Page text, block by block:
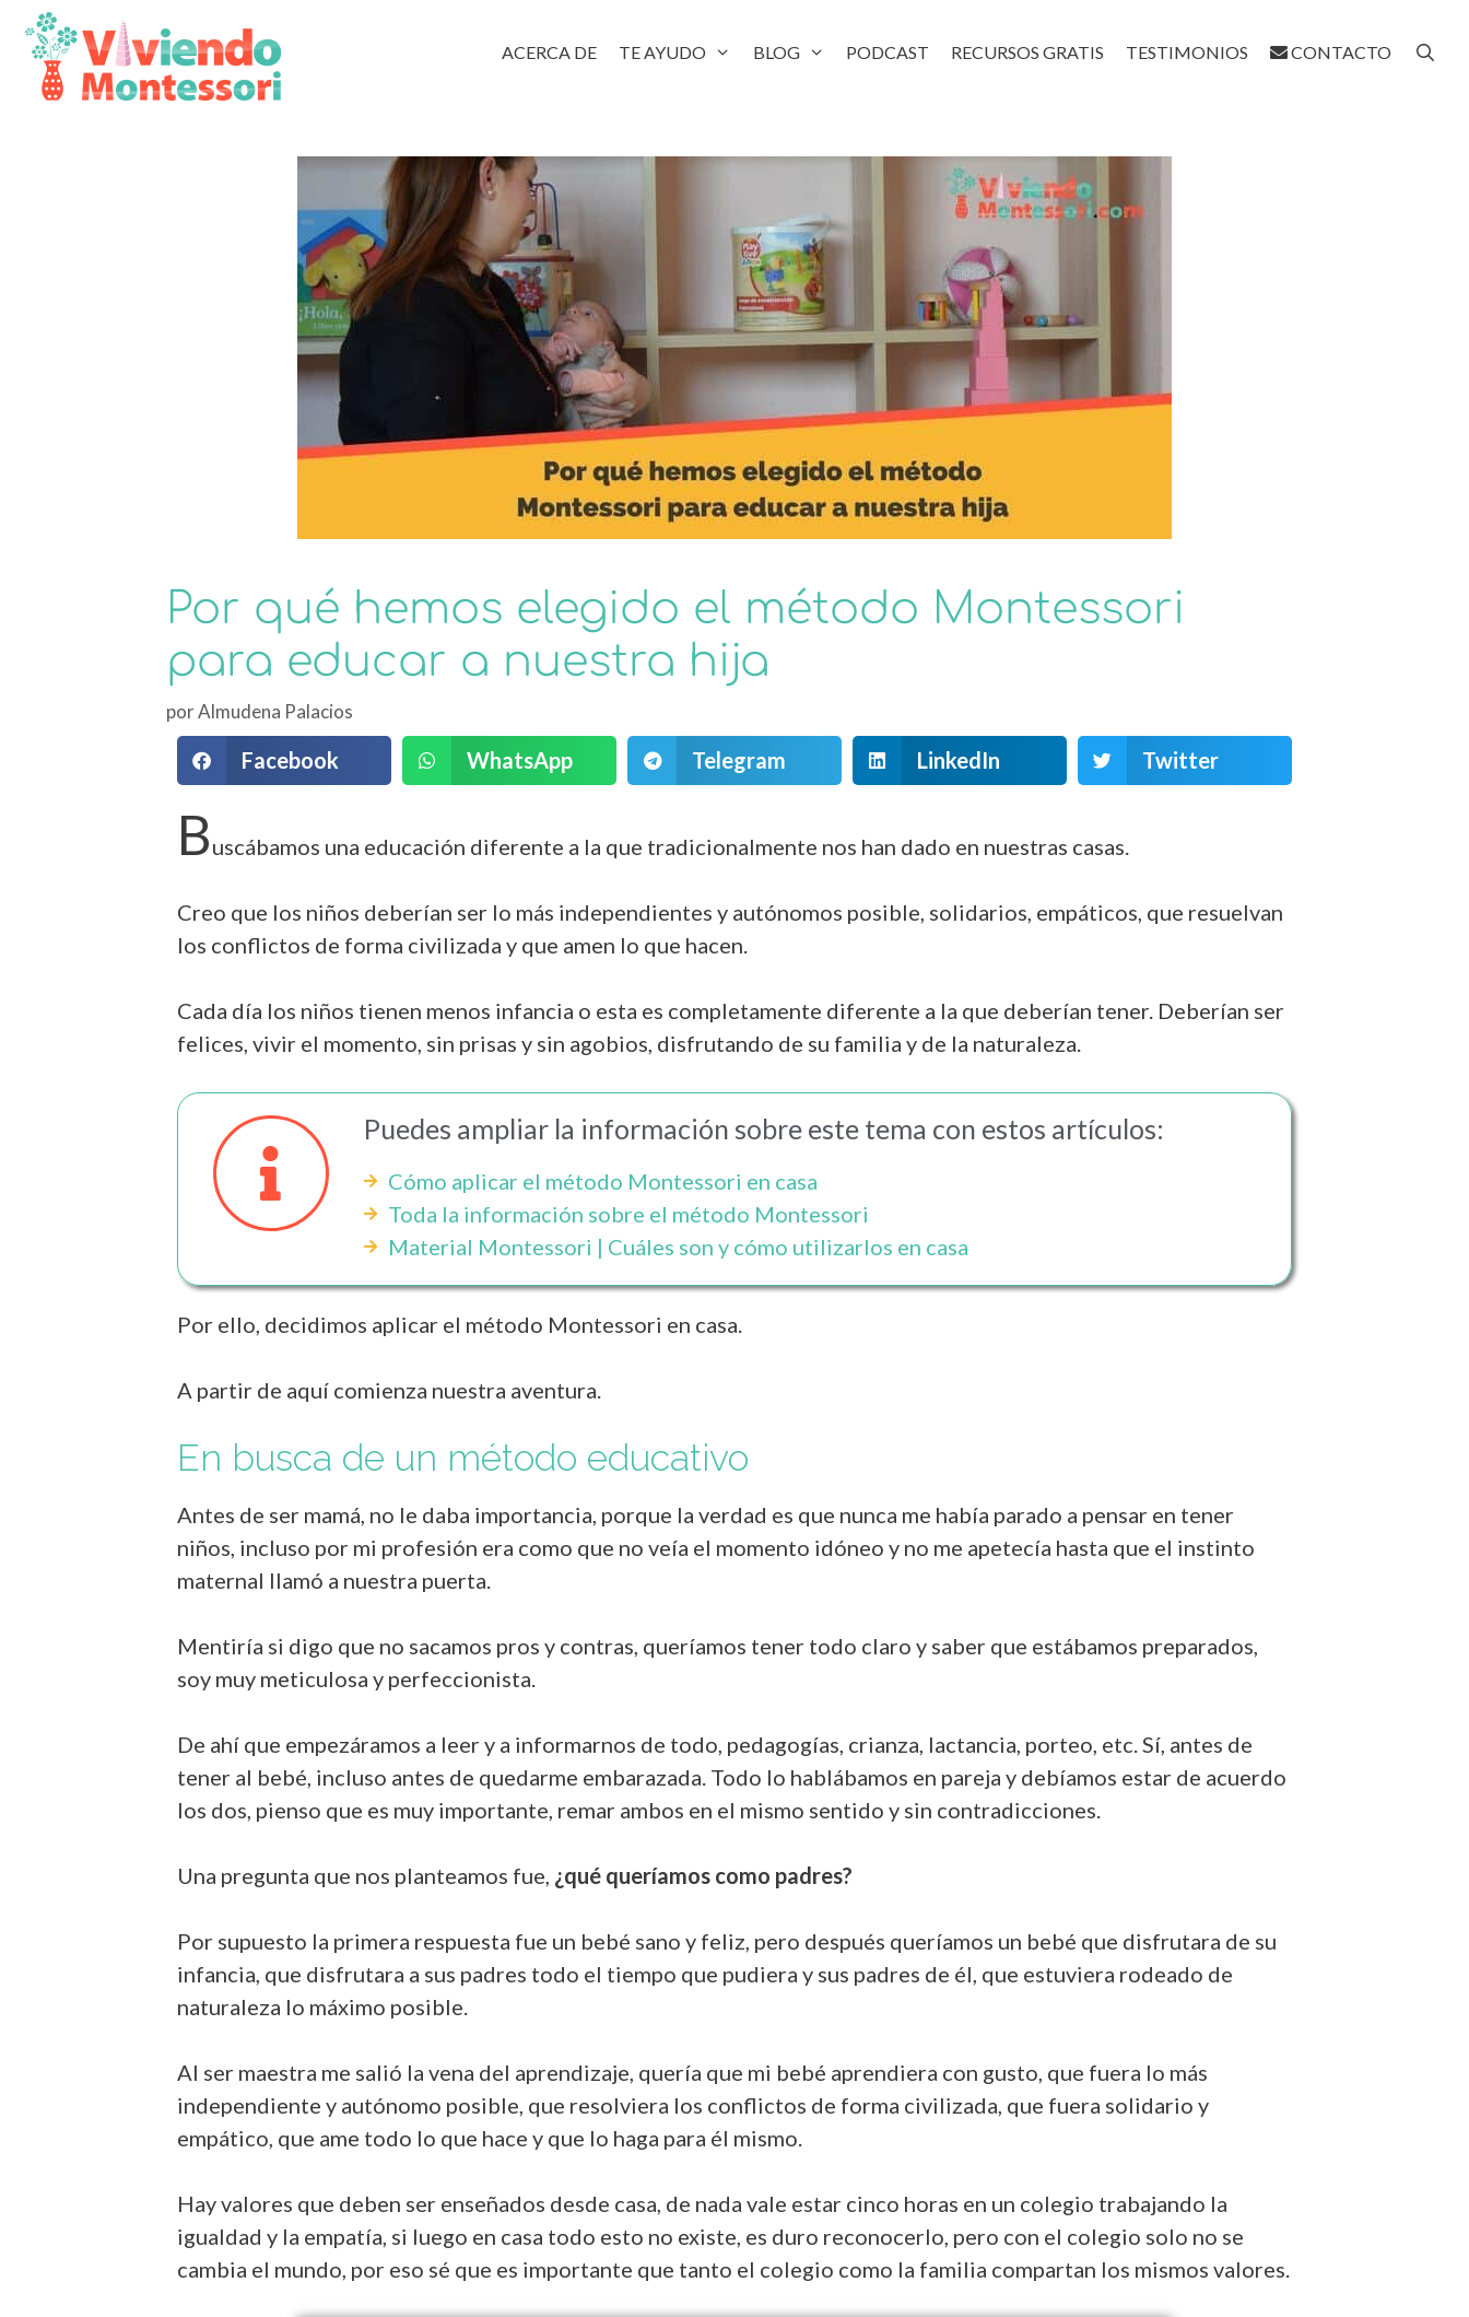
ACERCA DE TE AYUDO BLOG PODCAST RECURSOS GRATIS TESTIMONIOS CONTACTO
Por qué hemos elegido el método Montessori
para educar a nuestra hija
porAlmudena Palacios
Facebook WhatsApp Telegram LinkedIn Twitter
Buscábamos una educación diferente a la que tradicionalmente nos han dado en nuestras casas.
Creo que los niños deberían ser lo más independientes y autónomos posible, solidarios, empáticos, que resuelvan
los conflictos de forma civilizada y que amen lo que hacen.
Cada día los niños tienen menos infancia o esta es completamente diferente a la que deberían tener. Deberían ser
felices, vivir el momento, sin prisas y sin agobios, disfrutando de su familia y de la naturaleza.
Puedes ampliar la información sobre este tema con estos artículos:
Cómo aplicar el método Montessori en casa
Toda la información sobre el método Montessori
Material Montessori | Cuáles son y cómo utilizarlos en casa
Por ello, decidimos aplicar el método Montessori en casa.
A partir de aquí comienza nuestra aventura.
En busca de un método educativo
Antes de ser mamá, no le daba importancia, porque la verdad es que nunca me había parado a pensar en tener
niños, incluso por mi profesión era como que no veía el momento idóneo y no me apetecía hasta que el instinto
maternal llamó a nuestra puerta.
Mentiría si digo que no sacamos pros y contras, queríamos tener todo claro y saber que estábamos preparados,
soy muy meticulosa y perfeccionista.
De ahí que empezáramos a leer y a informarnos de todo, pedagogías, crianza, lactancia, porteo, etc. Sí, antes de
tener al bebé, incluso antes de quedarme embarazada. Todo lo hablábamos en pareja y debíamos estar de acuerdo
los dos, pienso que es muy importante, remar ambos en el mismo sentido y sin contradicciones.
Una pregunta que nos planteamos fue, ¿qué queríamos como padres?
Por supuesto la primera respuesta fue un bebé sano y feliz, pero después queríamos un bebé que disfrutara de su
infancia, que disfrutara a sus padres todo el tiempo que pudiera y sus padres de él, que estuviera rodeado de
naturaleza lo máximo posible.
Al ser maestra me salió la vena del aprendizaje, quería que mi bebé aprendiera con gusto, que fuera lo más
independiente y autónomo posible, que resolviera los conflictos de forma civilizada, que fuera solidario y
empático, que ame todo lo que hace y que lo haga para él mismo.
Hay valores que deben ser enseñados desde casa, de nada vale estar cinco horas en un colegio trabajando la
igualdad y la empatía, si luego en casa todo esto no existe, es duro reconocerlo, pero con el colegio solo no se
cambia el mundo, por eso sé que es importante que tanto el colegio como la familia compartan los mismos valores.